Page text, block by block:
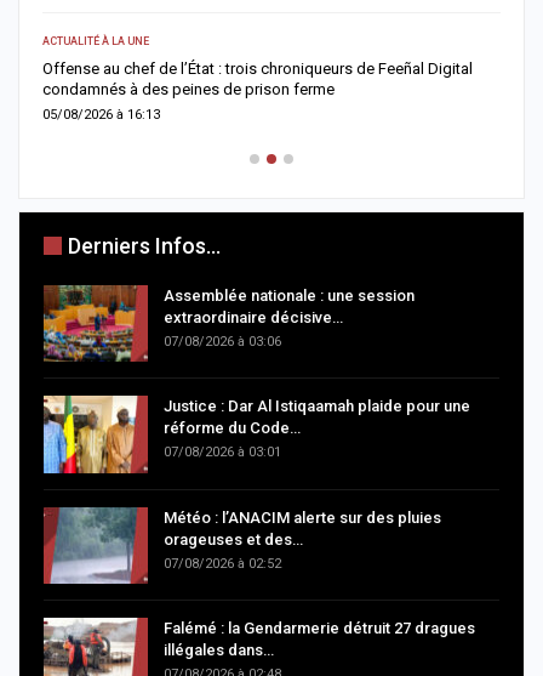
ACTUALITÉ À LA UNE
Offense au chef de l’État : trois chroniqueurs de Feeñal Digital
condamnés à des peines de prison ferme
05/08/2026 à 16:13
Derniers Infos...
Assemblée nationale : une session
extraordinaire décisive…
07/08/2026 à 03:06
Justice : Dar Al Istiqaamah plaide pour une
réforme du Code…
07/08/2026 à 03:01
Météo : l’ANACIM alerte sur des pluies
orageuses et des…
07/08/2026 à 02:52
Falémé : la Gendarmerie détruit 27 dragues
illégales dans…